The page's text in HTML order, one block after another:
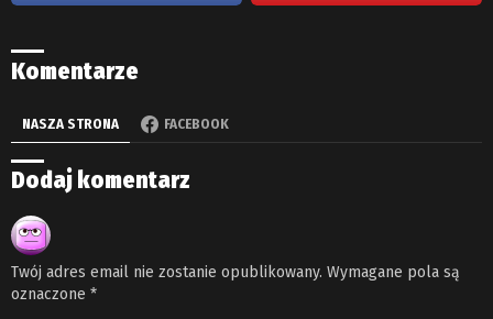
Komentarze
NASZA STRONA FACEBOOK
Dodaj komentarz
Twój adres email nie zostanie opublikowany. Wymagane pola są
oznaczone *